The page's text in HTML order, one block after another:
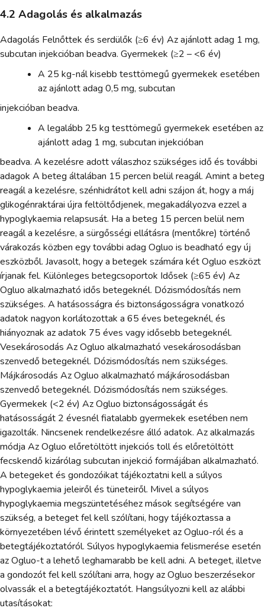
4.2 Adagolás és alkalmazás
Adagolás Felnőttek és serdülők (≥6 év) Az ajánlott adag 1 mg,
subcutan injekcióban beadva. Gyermekek (≥2 – <6 év)
A 25 kg-nál kisebb testtömegű gyermekek esetében
az ajánlott adag 0,5 mg, subcutan
injekcióban beadva.
A legalább 25 kg testtömegű gyermekek esetében az
ajánlott adag 1 mg, subcutan injekcióban
beadva. A kezelésre adott válaszhoz szükséges idő és további
adagok A beteg általában 15 percen belül reagál. Amint a beteg
reagál a kezelésre, szénhidrátot kell adni szájon át, hogy a máj
glikogénraktárai újra feltöltődjenek, megakadályozva ezzel a
hypoglykaemia relapsusát. Ha a beteg 15 percen belül nem
reagál a kezelésre, a sürgősségi ellátásra (mentőkre) történő
várakozás közben egy további adag Ogluo is beadható egy új
eszközből. Javasolt, hogy a betegek számára két Ogluo eszközt
írjanak fel. Különleges betegcsoportok Idősek (≥65 év) Az
Ogluo alkalmazható idős betegeknél. Dózismódosítás nem
szükséges. A hatásosságra és biztonságosságra vonatkozó
adatok nagyon korlátozottak a 65 éves betegeknél, és
hiányoznak az adatok 75 éves vagy idősebb betegeknél.
Vesekárosodás Az Ogluo alkalmazható vesekárosodásban
szenvedő betegeknél. Dózismódosítás nem szükséges.
Májkárosodás Az Ogluo alkalmazható májkárosodásban
szenvedő betegeknél. Dózismódosítás nem szükséges.
Gyermekek (<2 év) Az Ogluo biztonságosságát és
hatásosságát 2 évesnél fiatalabb gyermekek esetében nem
igazolták. Nincsenek rendelkezésre álló adatok. Az alkalmazás
módja Az Ogluo előretöltött injekciós toll és előretöltött
fecskendő kizárólag subcutan injekció formájában alkalmazható.
A betegeket és gondozóikat tájékoztatni kell a súlyos
hypoglykaemia jeleiről és tüneteiről. Mivel a súlyos
hypoglykaemia megszüntetéséhez mások segítségére van
szükség, a beteget fel kell szólítani, hogy tájékoztassa a
környezetében lévő érintett személyeket az Ogluo-ról és a
betegtájékoztatóról. Súlyos hypoglykaemia felismerése esetén
az Ogluo-t a lehető leghamarabb be kell adni. A beteget, illetve
a gondozót fel kell szólítani arra, hogy az Ogluo beszerzésekor
olvassák el a betegtájékoztatót. Hangsúlyozni kell az alábbi
utasításokat: